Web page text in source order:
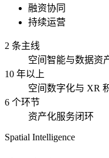
融资协同
持续运营
2 条主线
空间智能与数据资
10 年以上
空间数字化与 XR
6 个环节
资产化服务闭环
Spatial Intelligence